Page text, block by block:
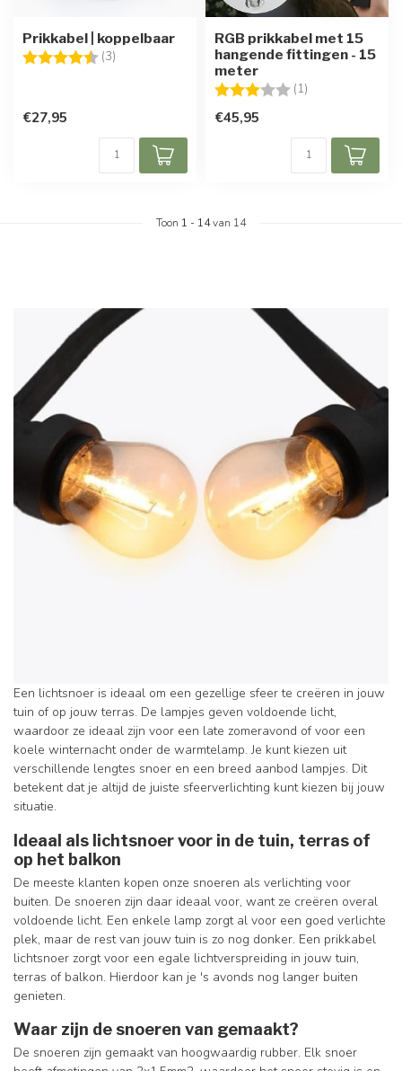
Prikkabel | koppelbaar
Beoordeling: (3)
€27,95
RGB prikkabel met 15
hangende fittingen - 15
meter
Beoordeling: (1)
€45,95
Toon 1 - 14van 14
Een lichtsnoer is ideaal om een gezellige sfeer te creëren in jouw
tuin of op jouw terras. De lampjes geven voldoende licht,
waardoor ze ideaal zijn voor een late zomeravond of voor een
koele winternacht onder de warmtelamp. Je kunt kiezen uit
verschillende lengtes snoer en een breed aanbod lampjes. Dit
betekent dat je altijd de juiste sfeerverlichting kunt kiezen bij jouw
situatie.
Ideaal als lichtsnoer voor in de tuin, terras of
op het balkon
De meeste klanten kopen onze snoeren als verlichting voor
buiten. De snoeren zijn daar ideaal voor, want ze creëren overal
voldoende licht. Een enkele lamp zorgt al voor een goed verlichte
plek, maar de rest van jouw tuin is zo nog donker. Een prikkabel
lichtsnoer zorgt voor een egale lichtverspreiding in jouw tuin,
terras of balkon. Hierdoor kan je 's avonds nog langer buiten
genieten.
Waar zijn de snoeren van gemaakt?
De snoeren zijn gemaakt van hoogwaardig rubber. Elk snoer